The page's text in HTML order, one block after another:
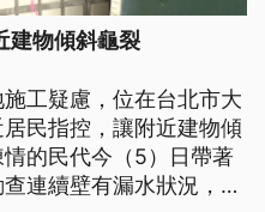
建物傾斜龜裂
工疑慮，位在台北市大
民指控，讓附近建物傾
的民代今（5）日帶著
連續壁有漏水狀況，北